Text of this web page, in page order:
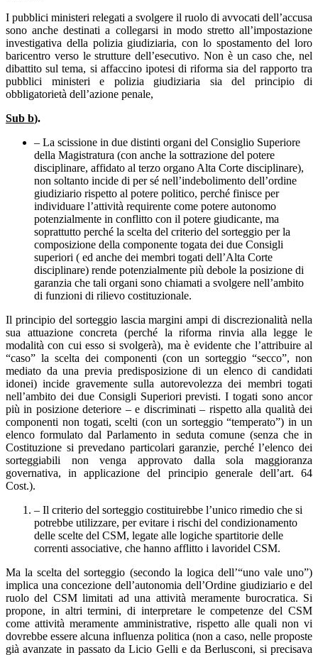
I pubblici ministeri relegati a svolgere il ruolo di avvocati dell’accusa
sono anche destinati a collegarsi in modo stretto all’impostazione
investigativa della polizia giudiziaria, con lo spostamento del loro
baricentro verso le strutture dell’esecutivo. Non è un caso che, nel
dibattito sul tema, si affaccino ipotesi di riforma sia del rapporto tra
pubblici ministeri e polizia giudiziaria sia del principio di
obbligatorietà dell’azione penale,
Sub b).
– La scissione in due distinti organi del Consiglio Superiore
della Magistratura (con anche la sottrazione del potere
disciplinare, affidato al terzo organo Alta Corte disciplinare),
non soltanto incide di per sé nell’indebolimento dell’ordine
giudiziario rispetto al potere politico, perché finisce per
individuare l’attività requirente come potere autonomo
potenzialmente in conflitto con il potere giudicante, ma
soprattutto perché la scelta del criterio del sorteggio per la
composizione della componente togata dei due Consigli
superiori ( ed anche dei membri togati dell’Alta Corte
disciplinare) rende potenzialmente più debole la posizione di
garanzia che tali organi sono chiamati a svolgere nell’ambito
di funzioni di rilievo costituzionale.
Il principio del sorteggio lascia margini ampi di discrezionalità nella
sua attuazione concreta (perché la riforma rinvia alla legge le
modalità con cui esso si svolgerà), ma è evidente che l’attribuire al
“caso” la scelta dei componenti (con un sorteggio “secco”, non
mediato da una previa predisposizione di un elenco di candidati
idonei) incide gravemente sulla autorevolezza dei membri togati
nell’ambito dei due Consigli Superiori previsti. I togati sono ancor
più in posizione deteriore – e discriminati – rispetto alla qualità dei
componenti non togati, scelti (con un sorteggio “temperato”) in un
elenco formulato dal Parlamento in seduta comune (senza che in
Costituzione si prevedano particolari garanzie, perché l’elenco dei
sorteggiabili non venga approvato dalla sola maggioranza
governativa, in applicazione del principio generale dell’art. 64
Cost.).
– Il criterio del sorteggio costituirebbe l’unico rimedio che si
potrebbe utilizzare, per evitare i rischi del condizionamento
delle scelte del CSM, legate alle logiche spartitorie delle
correnti associative, che hanno afflitto i lavoridel CSM.
Ma la scelta del sorteggio (secondo la logica dell’“uno vale uno”)
implica una concezione dell’autonomia dell’Ordine giudiziario e del
ruolo del CSM limitati ad una attività meramente burocratica. Si
propone, in altri termini, di interpretare le competenze del CSM
come attività meramente amministrative, rispetto alle quali non vi
dovrebbe essere alcuna influenza politica (non a caso, nelle proposte
già avanzate in passato da Licio Gelli e da Berlusconi, si precisava